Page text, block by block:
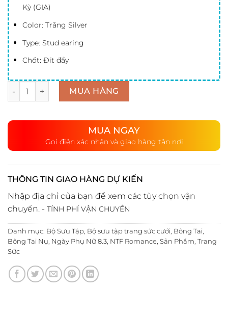
Kỳ (GIA)
Color: Trắng Silver
Type: Stud earing
Chốt: Đít đẩy
Số lượng MUA HÀNG
MUA NGAY
Gọi điện xác nhận và giao hàng tận nơi
THÔNG TIN GIAO HÀNG DỰ KIẾN
Nhập địa chỉ của bạn để xem các tùy chọn vận
chuyển. - TÍNH PHÍ VẬN CHUYỂN
Danh mục: Bộ Sưu Tập Bộ sưu tập trang sức cưới Bông Tai
Bông Tai Nụ Ngày Phụ Nữ 8.3 NTF Romance Sản Phẩm Trang
Sức